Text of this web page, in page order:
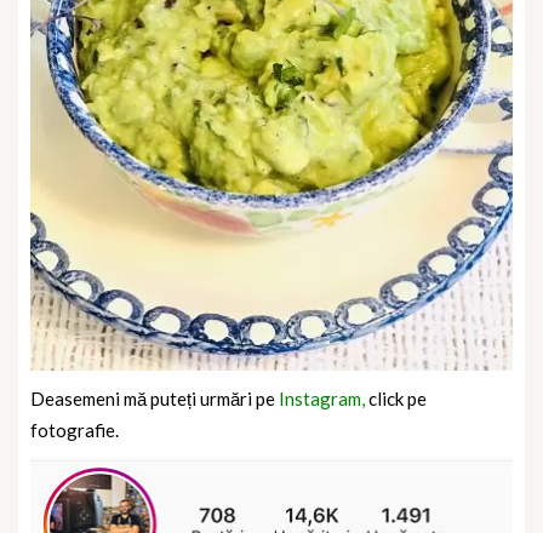
Deasemeni mă puteți urmări pe Instagram,click pe
fotografie.